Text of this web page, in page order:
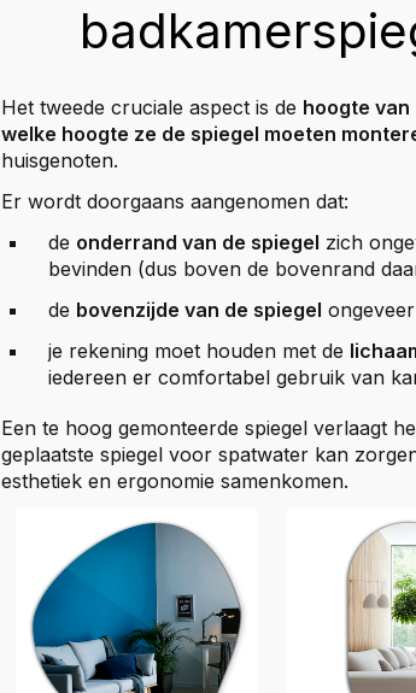
Het tweede cruciale aspect is de hoogte van
welke hoogte ze de spiegel moeten
huisgenoten.
Er wordt doorgaans aangenomen dat:
de onderrand van de spiegel zich
bevinden (dus boven de bovenrand
de bovenzijde van de spiegel
je rekening moet houden met de
iedereen er comfortabel gebruik van
Een te hoog gemonteerde spiegel verlaagt
geplaatste spiegel voor spatwater kan
esthetiek en ergonomie samenkomen.